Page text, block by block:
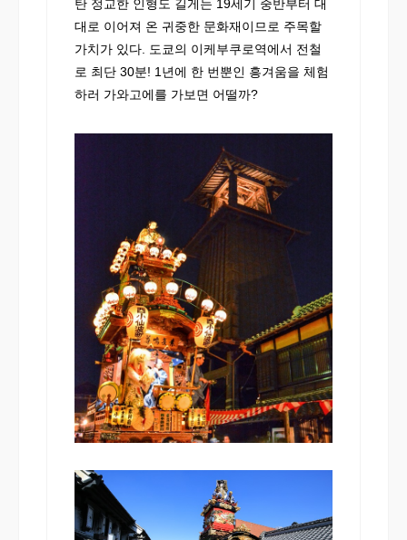
탄 정교한 인형도 길게는 19세기 중반부터 대
대로 이어져 온 귀중한 문화재이므로 주목할
가치가 있다. 도쿄의 이케부쿠로역에서 전철
로 최단 30분! 1년에 한 번뿐인 흥겨움을 체험
하러 가와고에를 가보면 어떨까?